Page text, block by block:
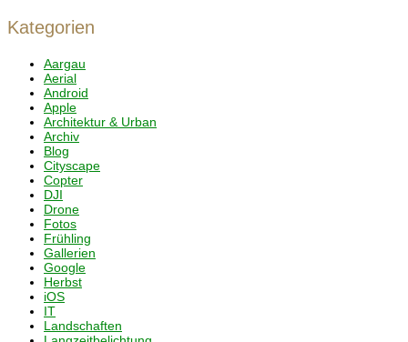
Kategorien
Aargau
Aerial
Android
Apple
Architektur & Urban
Archiv
Blog
Cityscape
Copter
DJI
Drone
Fotos
Frühling
Gallerien
Google
Herbst
iOS
IT
Landschaften